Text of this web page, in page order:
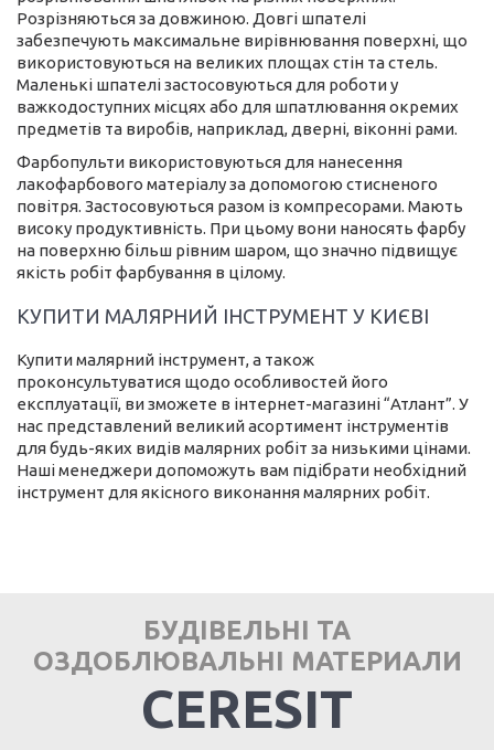
Розрізняються за довжиною. Довгі шпателі
забезпечують максимальне вирівнювання поверхні, що
використовуються на великих площах стін та стель.
Маленькі шпателі застосовуються для роботи у
важкодоступних місцях або для шпатлювання окремих
предметів та виробів, наприклад, дверні, віконні рами.
Фарбопульти використовуються для нанесення
лакофарбового матеріалу за допомогою стисненого
повітря. Застосовуються разом із компресорами. Мають
високу продуктивність. При цьому вони наносять фарбу
на поверхню більш рівним шаром, що значно підвищує
якість робіт фарбування в цілому.
КУПИТИ МАЛЯРНИЙ ІНСТРУМЕНТ У КИЄВІ
Купити малярний інструмент, а також
проконсультуватися щодо особливостей його
експлуатації, ви зможете в інтернет-магазині “Атлант”. У
нас представлений великий асортимент інструментів
для будь-яких видів малярних робіт за низькими цінами.
Наші менеджери допоможуть вам підібрати необхідний
інструмент для якісного виконання малярних робіт.
БУДІВЕЛЬНІ ТА
ОЗДОБЛЮВАЛЬНІ МАТЕРИАЛИ
CERESIT